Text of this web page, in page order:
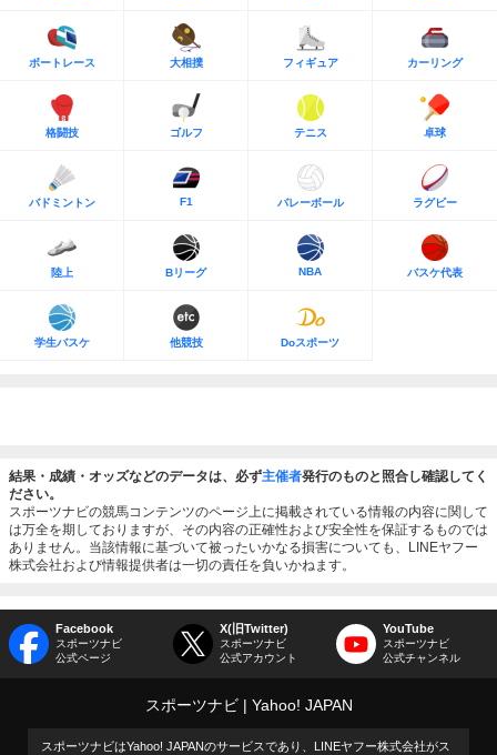
ボートレース 大相撲 フィギュア カーリング
格闘技 ゴルフ テニス 卓球
バドミントン F1 バレーボール ラグビー
陸上 Bリーグ NBA バスケ代表
学生バスケ 他競技 Doスポーツ
結果・成績・オッズなどのデータは、必ず主催者発行のものと照合し確認してく
ださい。
スポーツナビの競馬コンテンツのページ上に掲載されている情報の内容に関して
は万全を期しておりますが、その内容の正確性および安全性を保証するものでは
ありません。当該情報に基づいて被ったいかなる損害についても、LINEヤフー
株式会社および情報提供者は一切の責任を負いかねます。
Facebook
スポーツナビ
公式ページ
X(旧Twitter)
スポーツナビ
公式アカウント
YouTube
スポーツナビ
公式チャンネル
スポーツナビ Yahoo! JAPAN
スポーツナビはYahoo! JAPANのサービスであり、LINEヤフー株式会社がス